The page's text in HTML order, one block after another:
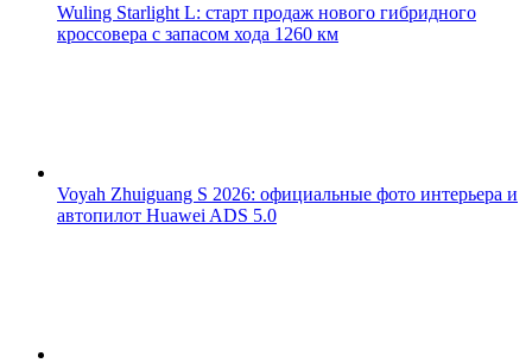
Wuling Starlight L: старт продаж нового гибридного
кроссовера с запасом хода 1260 км
Voyah Zhuiguang S 2026: официальные фото интерьера и
автопилот Huawei ADS 5.0